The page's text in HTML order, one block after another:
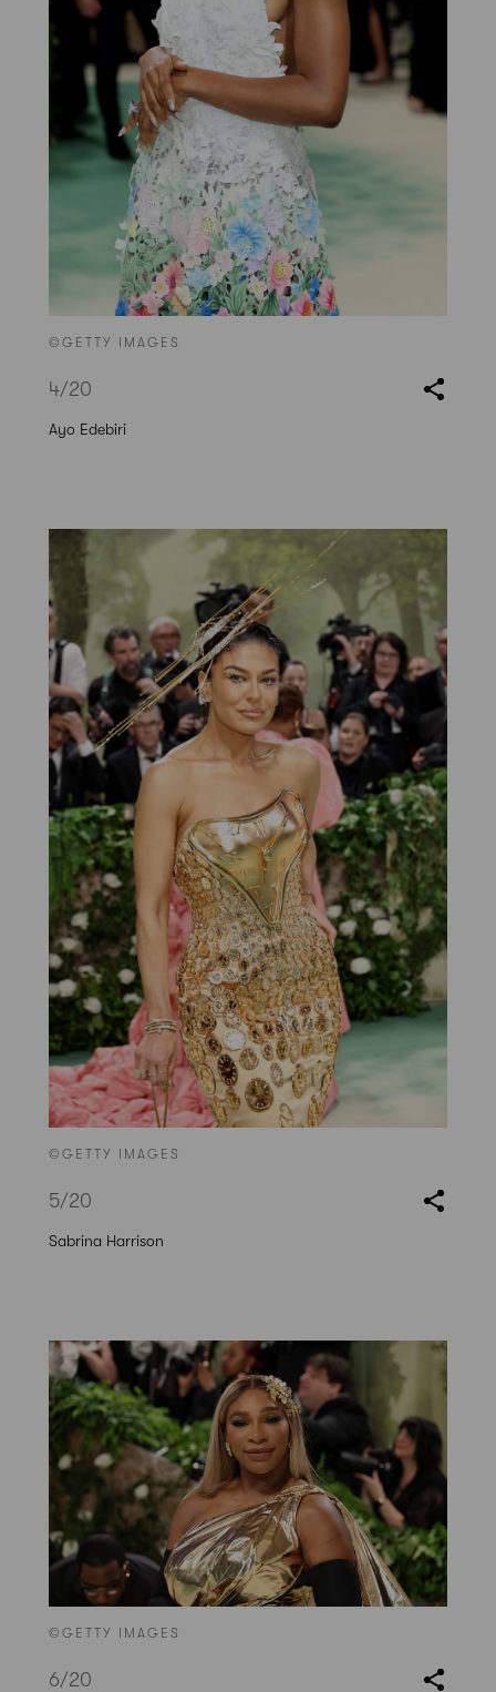
©GETTY IMAGES
4/20
Ayo Edebiri
©GETTY IMAGES
5/20
Sabrina Harrison
©GETTY IMAGES
6/20